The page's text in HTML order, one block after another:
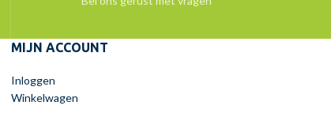
MIJN ACCOUNT
Inloggen
Winkelwagen